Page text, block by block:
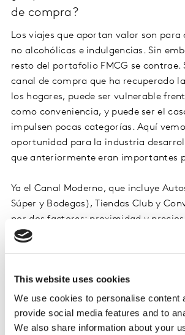
This website uses cookies
We use cookies to personalise content
provide social media features and to
We also share information about your
de compra?
Los viajes que aportan valor son para
no alcohólicas e indulgencias. Sin
resto del portafolio FMCG se contrae.
canal de compra que ha recuperado
los hogares, puede ser vulnerable
como conveniencia, y puede ser el
impulsen pocas categorías. Aquí
oportunidad para la industria
que anteriormente eran importantes
Ya el Canal Moderno, que incluye
Súper y Bodegas), Tiendas Club y
por dos factores: proximidad y precios